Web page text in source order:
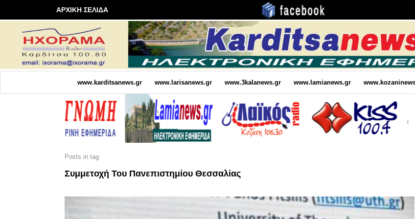
ΑΡΧΙΚΗ ΣΕΛΙΔΑ
www.karditsanews.gr www.larisanews.gr www.3kalanews.gr www.lamianews.gr
Posts in tag
Συμμετοχή Του Πανεπιστημίου Θεσσαλίας